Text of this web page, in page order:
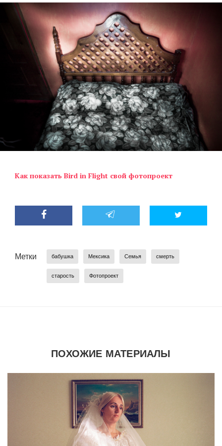
Как показать Bird in Flight свой фотопроект
Метки бабушка Мексика Семья смерть
старость Фотопроект
ПОХОЖИЕ МАТЕРИАЛЫ